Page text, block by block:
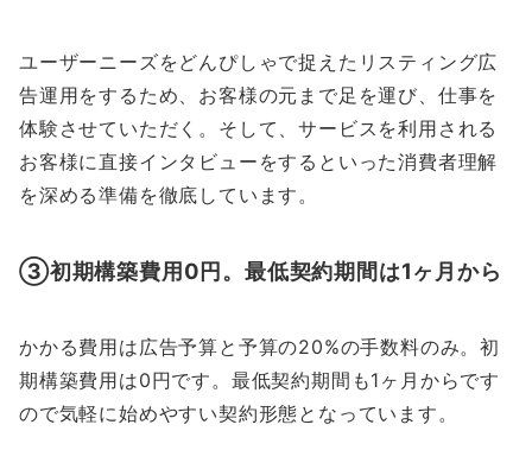
ユーザーニーズをどんぴしゃで捉えたリスティング広
告運用をするため、お客様の元まで足を運び、仕事を
体験させていただく。そして、サービスを利用される
お客様に直接インタビューをするといった消費者理解
を深める準備を徹底しています。
③初期構築費用0円。最低契約期間は1ヶ月から
かかる費用は広告予算と予算の20%の手数料のみ。初
期構築費用は0円です。最低契約期間も1ヶ月からです
ので気軽に始めやすい契約形態となっています。